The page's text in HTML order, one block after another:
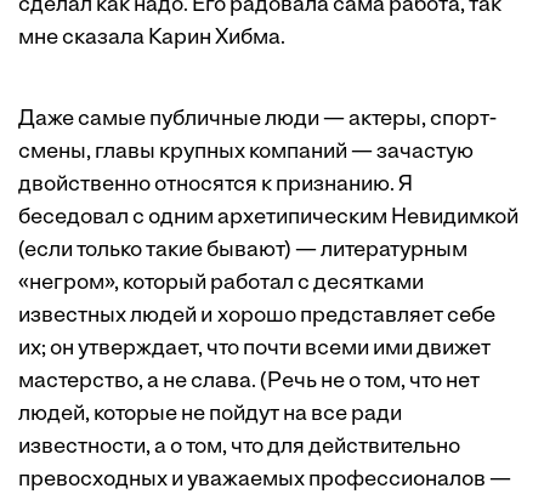
сделал как надо. Его радовала сама работа, так
мне сказала Карин Хибма.
Даже самые публичные люди — актеры, спорт­
смены, главы крупных компаний — зачастую
двойственно относятся к признанию. Я
беседовал с одним архетипическим Невидимкой
(если только такие бывают) — литературным
«негром», который работал с десятками
известных людей и хорошо представляет себе
их; он утверждает, что почти всеми ими движет
мастерство, а не слава. (Речь не о том, что нет
людей, которые не пойдут на все ради
известности, а о том, что для действительно
превосходных и уважаемых профессионалов —